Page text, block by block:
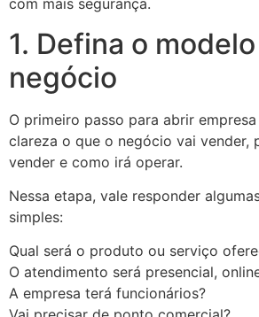
com mais segurança.
1. Defina o
negócio
O primeiro passo para abrir
clareza o que o negócio vai vender,
vender e como irá operar.
Nessa etapa, vale responder
simples:
Qual será o produto ou serviço
O atendimento será presencial,
A empresa terá funcionários?